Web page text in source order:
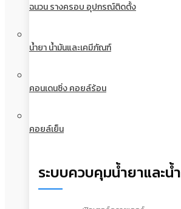
ฉนวน รางครอบ อุปกรณ์ติดตั้ง
น้ำยา น้ำมันและเคมีภัณฑ์
คอนเดนซิ่ง คอยล์ร้อน
คอยล์เย็น
ระบบควบคุมน้ำยาและน้ำ